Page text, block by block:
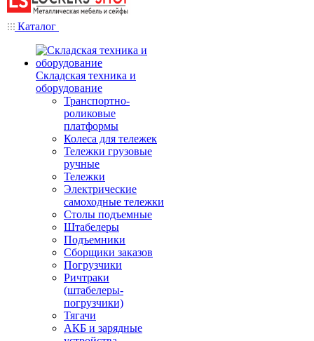
Каталог
Складская техника и
оборудование
Транспортно-
роликовые
платформы
Колеса для тележек
Тележки грузовые
ручные
Тележки
Электрические
самоходные тележки
Столы подъемные
Штабелеры
Подъемники
Сборщики заказов
Погрузчики
Ричтраки
(штабелеры-
погрузчики)
Тягачи
АКБ и зарядные